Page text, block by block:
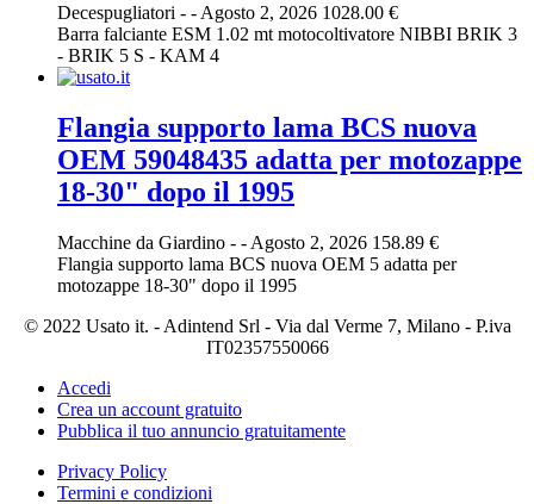
Decespugliatori - - Agosto 2, 2026 1028.00 €
Barra falciante ESM 1.02 mt motocoltivatore NIBBI BRIK 3
- BRIK 5 S - KAM 4
Flangia supporto lama BCS nuova
OEM 59048435 adatta per motozappe
18-30" dopo il 1995
Macchine da Giardino - - Agosto 2, 2026 158.89 €
Flangia supporto lama BCS nuova OEM 5 adatta per
motozappe 18-30" dopo il 1995
© 2022 Usato it. - Adintend Srl - Via dal Verme 7, Milano - P.iva
IT02357550066
Accedi
Crea un account gratuito
Pubblica il tuo annuncio gratuitamente
Privacy Policy
Termini e condizioni